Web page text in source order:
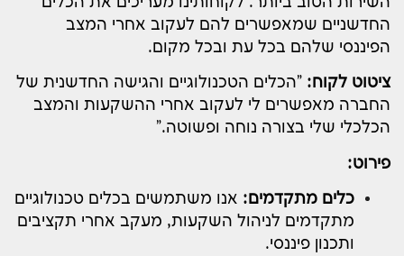
החדשניים שמאפשרים להם לעקוב אחרי המצב
הפיננסי שלהם בכל עת ובכל מקום.
ציטוט לקוח: "הכלים הטכנולוגיים והגישה החדשנית של
החברה מאפשרים לי לעקוב אחרי ההשקעות והמצב
הכלכלי שלי בצורה נוחה ופשוטה."
פירוט:
כלים מתקדמים: אנו משתמשים בכלים טכנולוגיים
מתקדמים לניהול השקעות, מעקב אחרי תקציבים
ותכנון פיננסי.